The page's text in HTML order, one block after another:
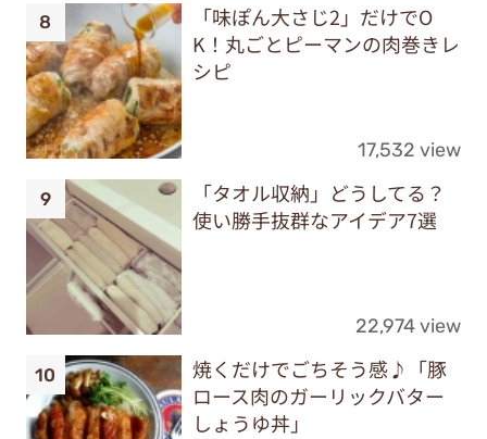
「味ぽん大さじ2」だけでO
K！丸ごとピーマンの肉巻きレ
シピ
17,532 view
「タオル収納」どうしてる？
使い勝手抜群なアイデア7選
22,974 view
焼くだけでごちそう感♪「豚
ロース肉のガーリックバター
しょうゆ丼」